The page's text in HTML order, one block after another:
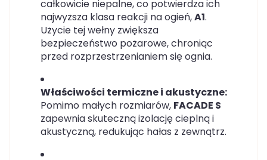
całkowicie niepalne, co potwierdza ich
najwyższa klasa reakcji na ogień,A1.
Użycie tej wełny zwiększa
bezpieczeństwo pożarowe, chroniąc
przed rozprzestrzenianiem się ognia.
Właściwości termiczne i akustyczne:
Pomimo małych rozmiarów, FACADE S
zapewnia skuteczną izolację cieplną i
akustyczną, redukując hałas z zewnątrz.